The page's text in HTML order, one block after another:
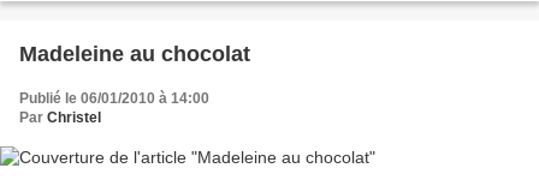
Madeleine au chocolat
Publié le 06/01/2010 à 14:00
Par Christel